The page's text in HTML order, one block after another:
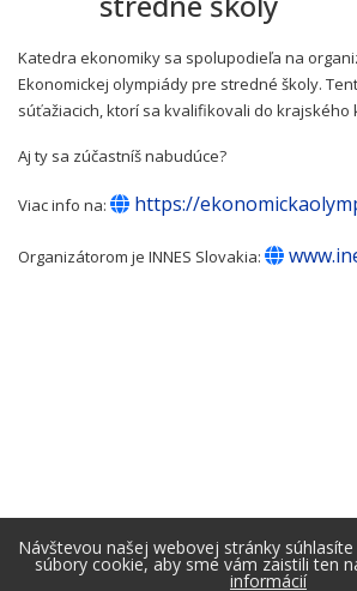
Katedra ekonomiky sa spolupodieľa na
Ekonomickej olympiády pre stredné školy.
súťažiacich, ktorí sa kvalifikovali do krajského
Aj ty sa zúčastníš nabudúce?
Viac info na: https://
Organizátorom je INNES Slovakia:
Návštevou našej webovej stránky
súbory cookie, aby sme vám zaistili ten
informácií